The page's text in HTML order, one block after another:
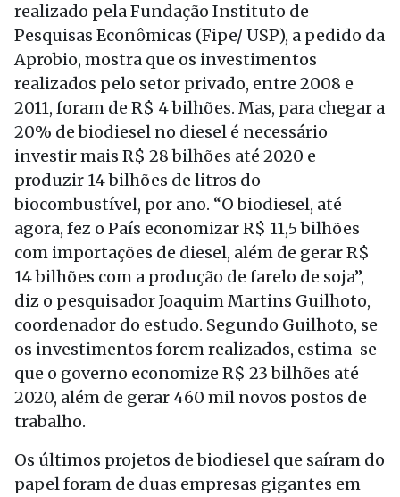
realizado pela Fundação Instituto de
Pesquisas Econômicas (Fipe/ USP), a pedido da
Aprobio, mostra que os investimentos
realizados pelo setor privado, entre 2008 e
2011, foram de R$ 4 bilhões. Mas, para chegar a
20% de biodiesel no diesel é necessário
investir mais R$ 28 bilhões até 2020 e
produzir 14 bilhões de litros do
biocombustível, por ano. “O biodiesel, até
agora, fez o País economizar R$ 11,5 bilhões
com importações de diesel, além de gerar R$
14 bilhões com a produção de farelo de soja”,
diz o pesquisador Joaquim Martins Guilhoto,
coordenador do estudo. Segundo Guilhoto, se
os investimentos forem realizados, estima-se
que o governo economize R$ 23 bilhões até
2020, além de gerar 460 mil novos postos de
trabalho.
Os últimos projetos de biodiesel que saíram do
papel foram de duas empresas gigantes em